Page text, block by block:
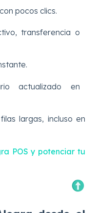
pocos clics.
transferencia o
actualizado en
largas, incluso en
POS y potenciar tu